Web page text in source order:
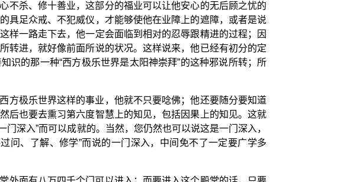
不杀、修十善业，这部分的福业可以让他安心的无后顾之忧的
具足众戒、不犯威仪，才能够使他在业障上的遮障，或者是说
样一路走下去，他一定会面临到相对的忍辱跟精进的过程；因
转进，就好像前面所说的状况。这样说来，他已经有初分的定
识的那一种“西方极乐世界是太阳神崇拜”的这种邪说所转；所
方极乐世界这样的事业，他就不只要唸佛；他还要随分要知道
后也要去熏习第六度智慧上的知见，包括因果上的知见。这就
深入”而可以成就的。当然，您仍然也可以说这是一门深入，
问、了解、修学”而说的一门深入，中间免不了一定要广学多